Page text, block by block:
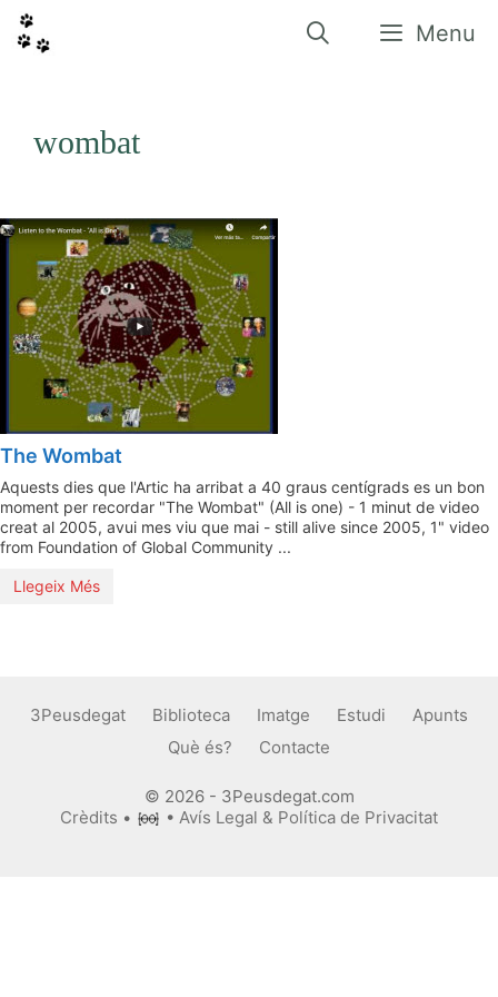
contingut
Menu
wombat
The Wombat
Aquests dies que l'Artic ha arribat a 40 graus centígrads es un bon
moment per recordar "The Wombat" (All is one) - 1 minut de video
creat al 2005, avui mes viu que mai - still alive since 2005, 1" video
from Foundation of Global Community ...
Llegeix Més
3Peusdegat Biblioteca Imatge Estudi
Apunts
Què és?
Contacte
© 2026 - 3Peusdegat.com
Crèdits • •Avís Legal & Política de Privacitat